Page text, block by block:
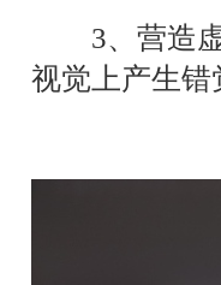
3、营造
视觉上产生